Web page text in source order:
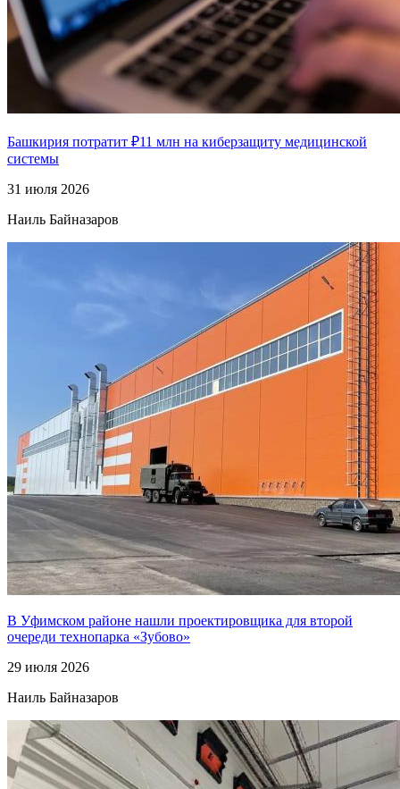
Башкирия потратит ₽11 млн на киберзащиту медицинской
системы
31 июля 2026
Наиль Байназаров
В Уфимском районе нашли проектировщика для второй
очереди технопарка «Зубово»
29 июля 2026
Наиль Байназаров